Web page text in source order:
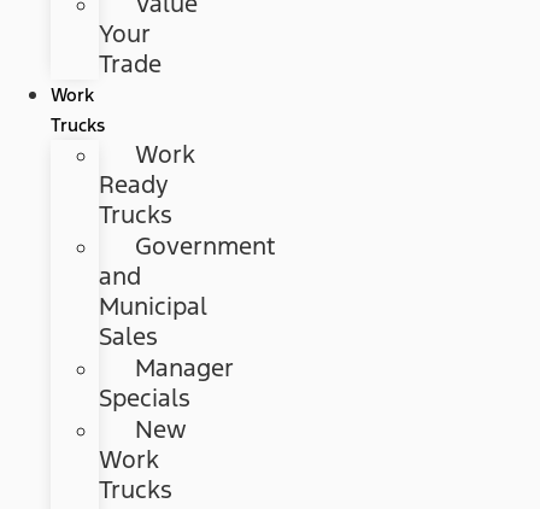
Your
Trade
Work
Trucks
Work
Ready
Trucks
Government
and
Municipal
Sales
Manager
Specials
New
Work
Trucks